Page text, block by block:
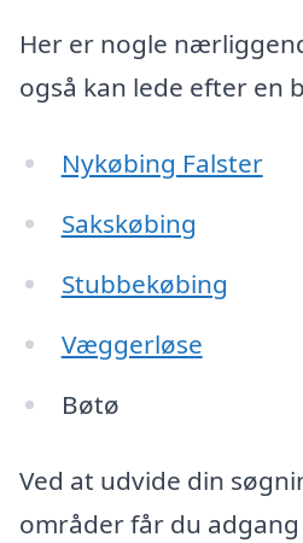
Her er nogle
også kan lede efter en
Nykøbing Falster
Sakskøbing
Stubbekøbing
Væggerløse
Bøtø
Ved at udvide din
områder får du